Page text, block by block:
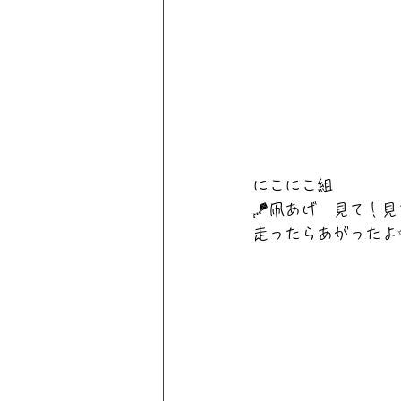
にこにこ組
🪁凧あげ　見て！見
走ったらあがったよ